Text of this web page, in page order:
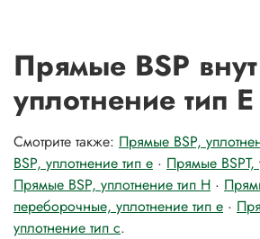
Прямые BSP
уплотнение тип E
Смотрите также: Прямые BSP,
BSP, уплотнение тип е · Прямые BSPT,
Прямые BSP, уплотнение тип H ·
переборочные, уплотнение тип е ·
уплотнение тип с.